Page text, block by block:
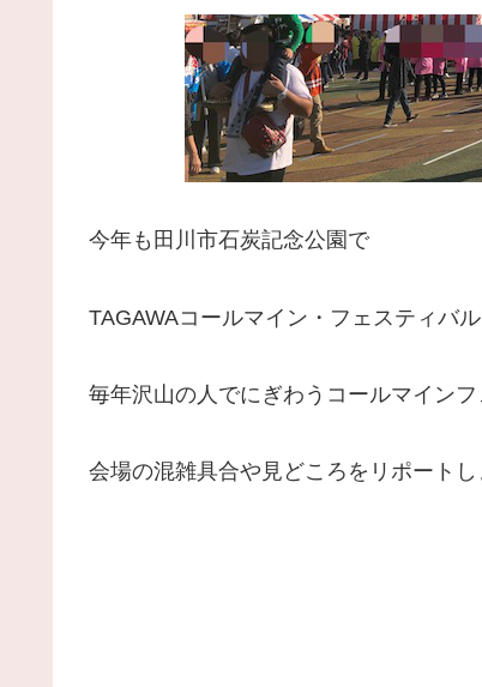
今年も田川市石炭記念公園で
TAGAWAコールマイン・フェスティバ
毎年沢山の人でにぎわうコールマインフ
会場の混雑具合や見どころをリポートし